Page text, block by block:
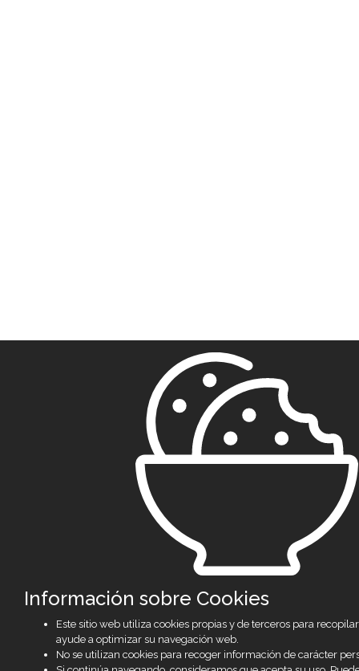
Información sobre Cookies
Este sitio web utiliza cookies propias y de terceros para
ayude a optimizar su navegación web.
No se utilizan cookies para recoger información de carácter